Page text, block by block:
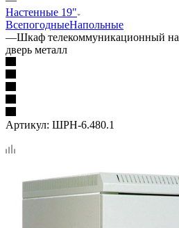
Настенные 19"
ВсепогодныеНапольные
—Шкаф телекоммуникационный
дверь металл
Артикул: ШРН-6.480.1